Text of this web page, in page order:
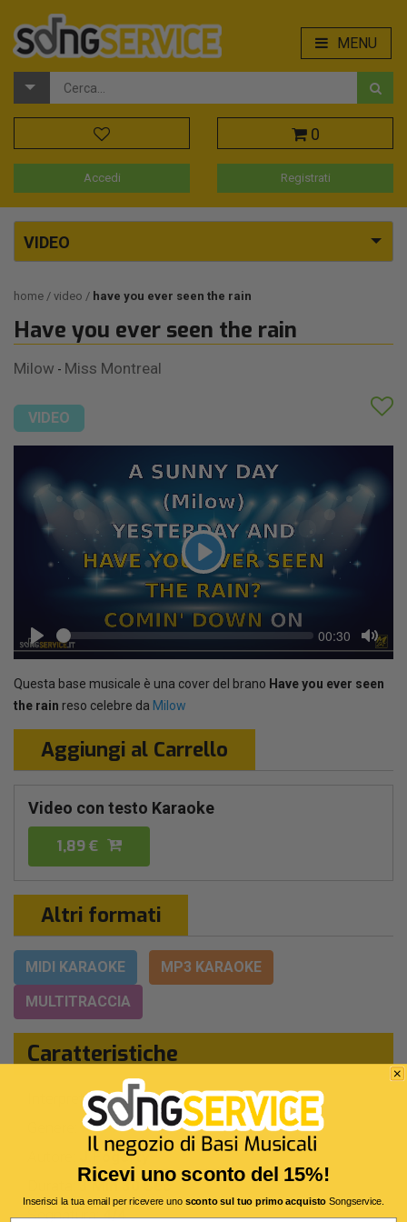
MENU
0
Accedi Registrati
VIDEO
home video have you ever seen the rain
Have you ever seen the rain
Milow - Miss Montreal
VIDEO
Play
Play
Seek Current
time
00:30
Mute
Questa base musicale è una cover del brano Have you ever seen
the rain reso celebre da Milow
Aggiungi al Carrello
Video con testo Karaoke
1,89 €
Altri formati
MIDI KARAOKE
MP3 KARAOKE
MULTITRACCIA
Caratteristiche
Interpreti Originali:Milow-Miss Montreal
Pop America
J.Fogerty
3 Min 30 Sec
Segnatura:4/4
Ricevi uno sconto del 15%!
Inserisci la tua email per ricevere uno sconto sul tuo primo acquistoSongservice.